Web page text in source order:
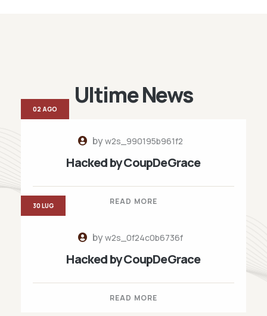
Ultime News
byw2s_990195b961f2
Hacked by CoupDeGrace
READ MORE
02 AGO
byw2s_0f24c0b6736f
Hacked by CoupDeGrace
READ MORE
30 LUG